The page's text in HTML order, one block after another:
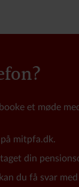
et møde
mitpfa.dk.
din
du få svar